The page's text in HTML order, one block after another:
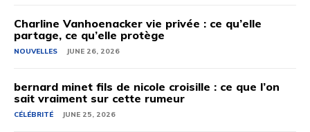
Charline Vanhoenacker vie privée : ce qu’elle
partage, ce qu’elle protège
NOUVELLES JUNE 26, 2026
bernard minet fils de nicole croisille : ce que l’on
sait vraiment sur cette rumeur
CÉLÉBRITÉ JUNE 25, 2026